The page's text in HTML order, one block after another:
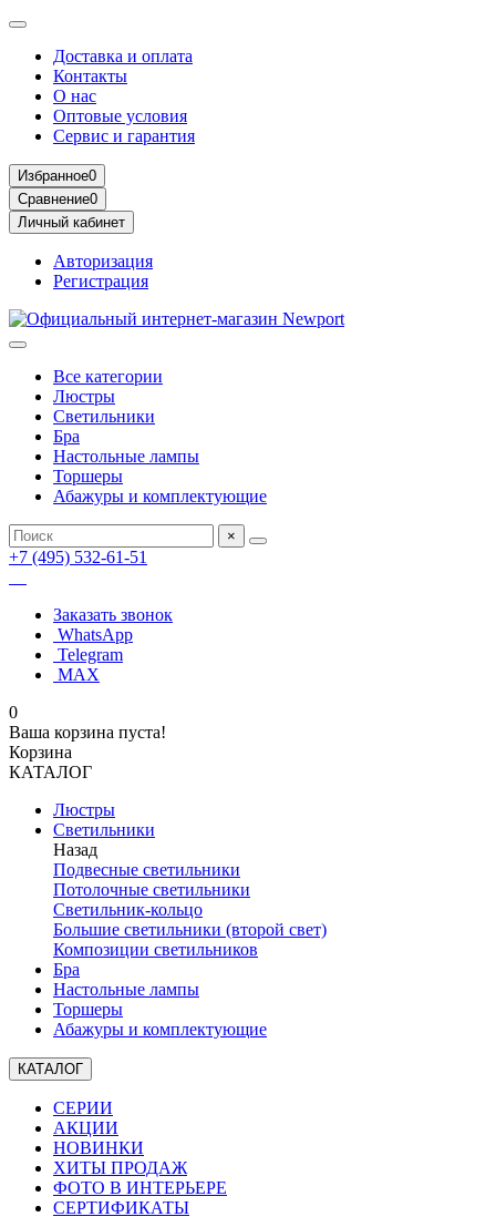
Доставка и оплата
Контакты
О нас
Оптовые условия
Сервис и гарантия
Избранное0
Сравнение0
Личный кабинет
Авторизация
Регистрация
Все категории
Люстры
Светильники
Бра
Настольные лампы
Торшеры
Абажуры и комплектующие
×
+7 (495) 532-61-51
Заказать звонок
WhatsApp
Telegram
MAX
0
Ваша корзина пуста!
Корзина
КАТАЛОГ
Люстры
Светильники
Назад
Подвесные светильники
Потолочные светильники
Светильник-кольцо
Большие светильники (второй свет)
Композиции светильников
Бра
Настольные лампы
Торшеры
Абажуры и комплектующие
КАТАЛОГ
СЕРИИ
АКЦИИ
НОВИНКИ
ХИТЫ ПРОДАЖ
ФОТО В ИНТЕРЬЕРЕ
СЕРТИФИКАТЫ